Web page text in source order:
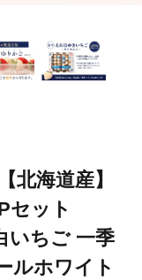
北海道産】
セット
いちご 一季
ルホワイト